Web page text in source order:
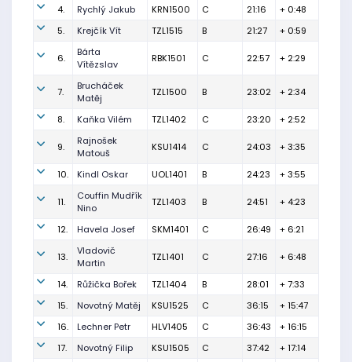
4. Rychlý Jakub KRN1500 C 21:16
+ 0:48
5.
Krejčík Vít TZL1515 B 21:27 + 0:59
6.
Bárta
Vítězslav
RBK1501 C 22:57 + 2:29
7.
Brucháček
Matěj
TZL1500 B 23:02 + 2:34
8. Kaňka Vilém TZL1402 C 23:20 + 2:52
9.
Rajnošek
Matouš
KSU1414 C 24:03 + 3:35
10. Kindl Oskar UOL1401 B 24:23 + 3:55
11.
Couffin Mudřík
Nino
TZL1403 B 24:51 + 4:23
12. Havela Josef SKM1401 C 26:49 + 6:21
13.
Vladovič
Martin
TZL1401 C 27:16 + 6:48
14. Růžička Bořek TZL1404 B 28:01
+ 7:33
15.
Novotný Matěj KSU1525 C 36:15
+ 15:47
16.
Lechner Petr HLV1405 C 36:43
+ 16:15
17.
Novotný Filip KSU1505 C 37:42
+ 17:14